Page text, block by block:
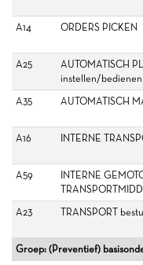
A14
ORDERS PICKEN
A25
AUTOMATISCH
instellen/bedienen
A35
AUTOMATISCH
A16
INTERNE
A59
INTERNE
A23
TRANSPORT
Groep: (Preventief)